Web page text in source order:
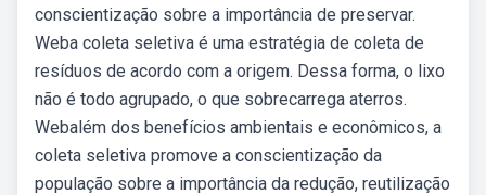
conscientização sobre a importância de preservar.
Weba coleta seletiva é uma estratégia de coleta de
resíduos de acordo com a origem. Dessa forma, o lixo
não é todo agrupado, o que sobrecarrega aterros.
Webalém dos benefícios ambientais e econômicos, a
coleta seletiva promove a conscientização da
população sobre a importância da redução, reutilização